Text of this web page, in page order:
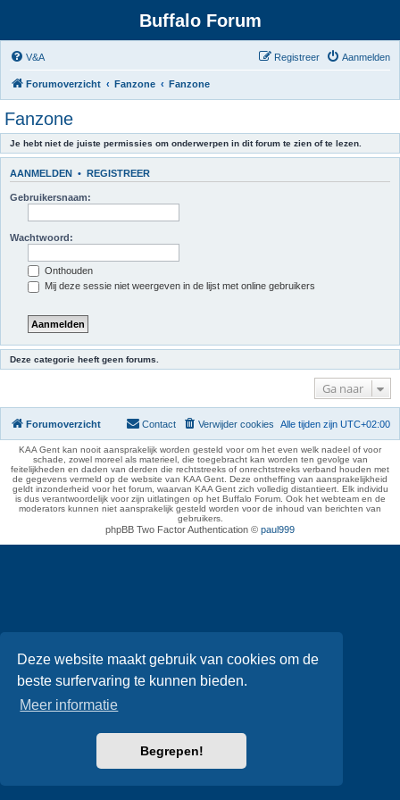
Deze website maakt gebruik van cookies om de
beste surfervaring te kunnen bieden.
Meer informatie
Begrepen!
Buffalo Forum
V&A Aanmelden
Registreer
Forumoverzicht Fanzone Fanzone
Fanzone
Je hebt niet de juiste permissies om onderwerpen in dit forum te zien of te lezen.
AANMELDEN • REGISTREER
Gebruikersnaam:
Wachtwoord:
Onthouden
Mij deze sessie niet weergeven in de lijst met online gebruikers
Deze categorie heeft geen forums.
Ga naar
Forumoverzicht Alle tijden zijn UTC+02:00
Verwijder cookies
Contact
KAA Gent kan nooit aansprakelijk worden gesteld voor om het even welk nadeel of voor
schade, zowel moreel als materieel, die toegebracht kan worden ten gevolge van
feitelijkheden en daden van derden die rechtstreeks of onrechtstreeks verband houden met
de gegevens vermeld op de website van KAA Gent. Deze ontheffing van aansprakelijkheid
geldt inzonderheid voor het forum, waarvan KAA Gent zich volledig distantieert. Elk individu
is dus verantwoordelijk voor zijn uitlatingen op het Buffalo Forum. Ook het webteam en de
moderators kunnen niet aansprakelijk gesteld worden voor de inhoud van berichten van
gebruikers.
phpBB Two Factor Authentication © paul999